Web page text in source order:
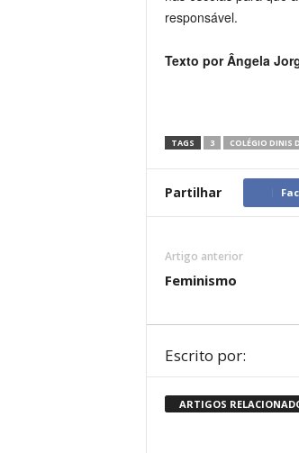
responsável.
Texto por Ângela
TAGS 3 COLÉGIO DINIS
Partilhar
Artigo anterior
Feminismo
Escrito por:
ARTIGOS